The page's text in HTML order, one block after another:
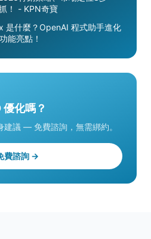
！ - KPN奇寶
是什麼？OpenAI 程式助手進化
能亮點！
化嗎？
議 — 免費諮詢，無需綁約。
費諮詢 →